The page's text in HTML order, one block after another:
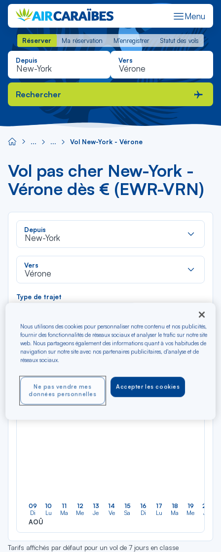
Menu
Réserver Ma réservation M'enregistrer Statut des vols
Réserver Ma réservation M'enregistrer Statut des vols
Depuis Vers
Rechercher
Vol New-York - Vérone
Vol pas cher New-York -
Vérone dès € (EWR-VRN)
Depuis
New-York
Vers
Vérone
Type de trajet
Filtrer Vider
Précédent
N/A*
Aller / Retour — Économique
09
Di
AOÛ
10
Lu
11
Ma
12
Me
13
Je
14
Ve
15
Sa
16
Di
17
Lu
18
Ma
19
Me
20
Je
Tarifs affichés par défaut pour un vol de 7 jours en classe
Nous utilisons des cookies pour personnaliser notre contenu et nos publicités,
fournir des fonctionnalités de réseaux sociaux et analyser le trafic sur notre site
web. Nous partageons également des informations quant à vos habitudes de
navigation sur notre site avec nos partenaires publicitaires, d'analyse et de
réseaux sociaux.
Accepter les cookies
Ne pas vendre mes
données personnelles